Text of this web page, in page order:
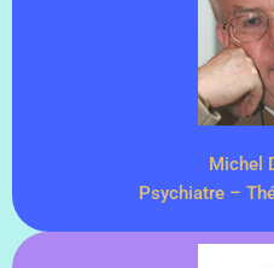
Michel
Psychiatre –